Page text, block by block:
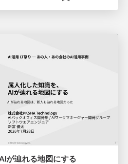
が辿れる地図にする